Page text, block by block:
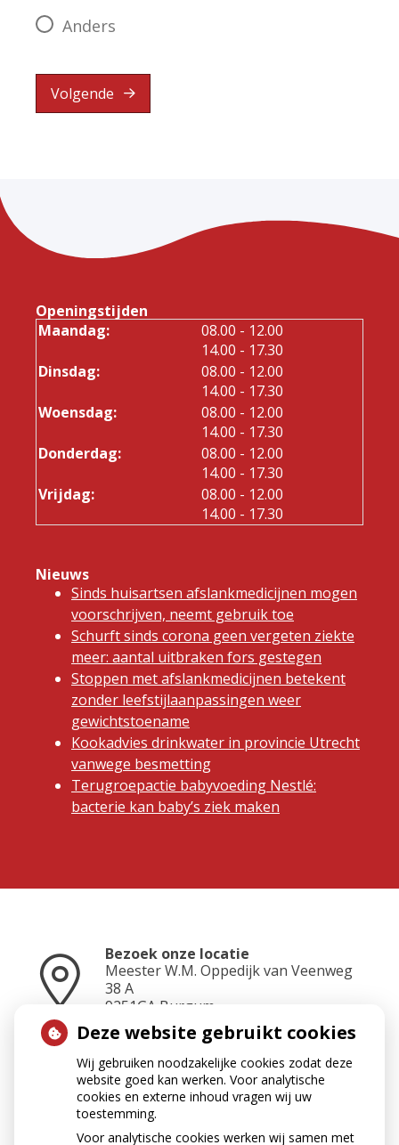
Anders
Volgende
Openingstijden
Maandag:
08.00 tot
- 12.00
14.00 tot
- 17.30
Dinsdag:
08.00 tot
- 12.00
14.00 tot
- 17.30
Woensdag:
08.00 tot
- 12.00
14.00 tot
- 17.30
Donderdag:
08.00 tot
- 12.00
14.00 tot
- 17.30
Vrijdag:
08.00 tot
- 12.00
14.00 tot
- 17.30
Nieuws
Sinds huisartsen afslankmedicijnen mogen
voorschrijven, neemt gebruik toe
Schurft sinds corona geen vergeten ziekte
meer: aantal uitbraken fors gestegen
Stoppen met afslankmedicijnen betekent
zonder leefstijlaanpassingen weer
gewichtstoename
Kookadvies drinkwater in provincie Utrecht
vanwege besmetting
Terugroepactie babyvoeding Nestlé:
bacterie kan baby’s ziek maken
Bezoek onze locatie
Meester W.M. Oppedijk van Veenweg
38 A
9251GA Burgum
Neem contact op
0511-462500
Deze website gebruikt cookies
Wij gebruiken noodzakelijke cookies zodat deze
website goed kan werken. Voor analytische
cookies en externe inhoud vragen wij uw
toestemming.
Voor analytische cookies werken wij samen met